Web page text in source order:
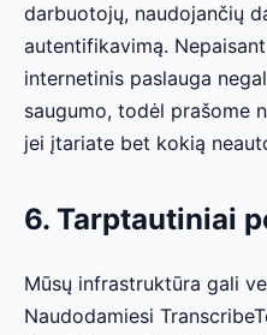
darbuotojų, naudojančių
autentifikavimą.
internetinis paslauga
saugumo, todėl prašome
jei įtariate bet kokią
6. Tarptautiniai
Mūsų infrastruktūra gali
Naudodamiesi